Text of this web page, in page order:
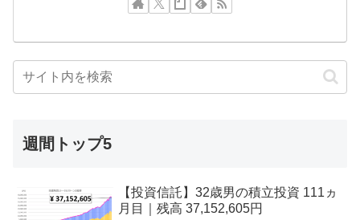
週間トップ5
【投資信託】32歳男の積立投資 111ヵ
月目｜残高 37,152,605円